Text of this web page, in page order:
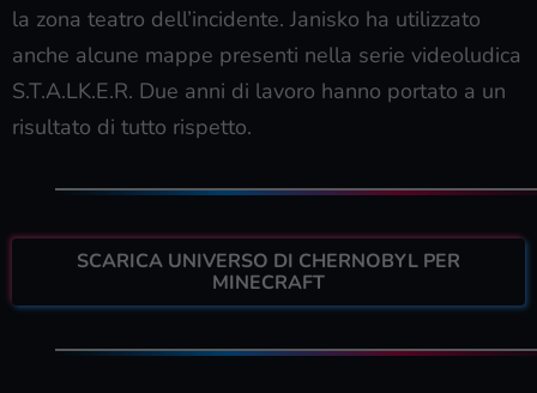
la zona teatro dell’incidente. Janisko ha utilizzato
anche alcune mappe presenti nella serie videoludica
S.T.A.LK.E.R. Due anni di lavoro hanno portato a un
risultato di tutto rispetto.
SCARICA UNIVERSO DI CHERNOBYL PER
MINECRAFT